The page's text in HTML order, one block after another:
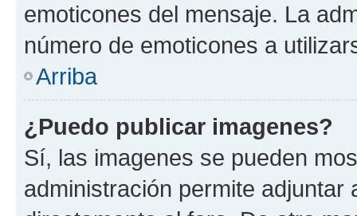
emoticones del mensaje. La
número de emoticones a
Arriba
¿Puedo publicar imagenes?
Sí, las imagenes se pueden
administración permite